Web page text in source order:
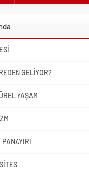
GELIYOR?
YAŞAM
PANAYIRI